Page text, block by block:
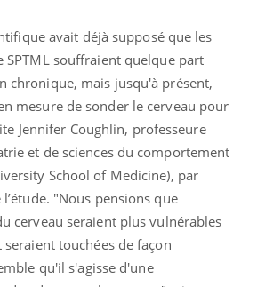
avait déjà supposé que les
SPTML souffraient quelque part
chronique, mais jusqu'à présent,
mesure de sonder le cerveau pour
Jennifer Coughlin, professeure
et de sciences du comportement
School of Medicine), par
"Nous pensions que
cerveau seraient plus vulnérables
seraient touchées de façon
qu'il s'agisse d'une